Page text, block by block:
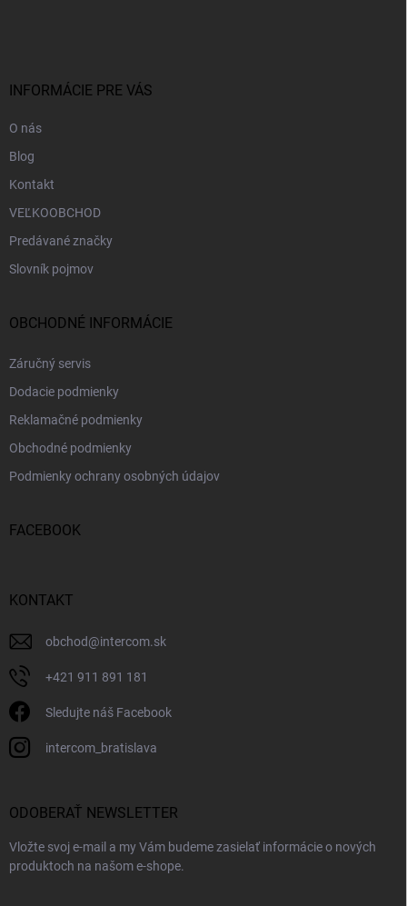
INFORMÁCIE PRE VÁS
O nás
Blog
Kontakt
VEĽKOOBCHOD
Predávané značky
Slovník pojmov
OBCHODNÉ INFORMÁCIE
Záručný servis
Dodacie podmienky
Reklamačné podmienky
Obchodné podmienky
Podmienky ochrany osobných údajov
FACEBOOK
KONTAKT
obchod@intercom.sk
+421 911 891 181
Sledujte náš Facebook
intercom_bratislava
ODOBERAŤ NEWSLETTER
Vložte svoj e-mail a my Vám budeme zasielať informácie o nových
produktoch na našom e-shope.